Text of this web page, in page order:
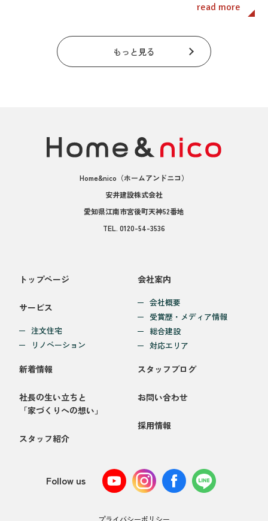
read more
もっと見る
Home&nico （ホームアンドニコ）
安井建設株式会社
愛知県江南市宮後町天神52番地
TEL. 0120-54-3536
トップページ
サービス
注文住宅
リノベーション
会社案内
会社概要
受賞歴・メディア情報
総合建設
対応エリア
新着情報
社長の生い立ちと
「家づくりへの想い」
スタッフ紹介
スタッフブログ
お問い合わせ
採用情報
Follow us
プライバシーポリシー